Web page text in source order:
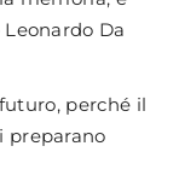
Da
perché il
preparano